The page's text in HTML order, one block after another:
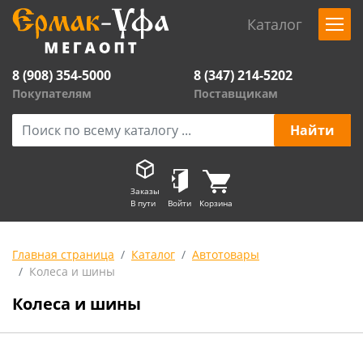
Каталог
8 (908) 354-5000
Покупателям
8 (347) 214-5202
Поставщикам
Заказы
В пути
Войти Корзина
Главная страница Каталог
Автотовары
Колеса и шины
Колеса и шины